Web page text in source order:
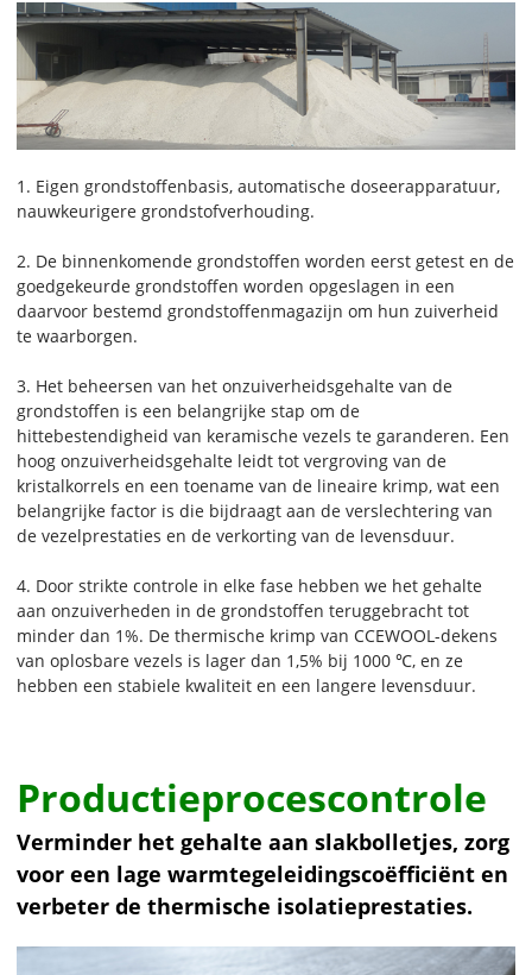
1. Eigen grondstoffenbasis, automatische doseerapparatuur,
nauwkeurigere grondstofverhouding.
2. De binnenkomende grondstoffen worden eerst getest en de
goedgekeurde grondstoffen worden opgeslagen in een
daarvoor bestemd grondstoffenmagazijn om hun zuiverheid
te waarborgen.
3. Het beheersen van het onzuiverheidsgehalte van de
grondstoffen is een belangrijke stap om de
hittebestendigheid van keramische vezels te garanderen. Een
hoog onzuiverheidsgehalte leidt tot vergroving van de
kristalkorrels en een toename van de lineaire krimp, wat een
belangrijke factor is die bijdraagt ​​aan de verslechtering van
de vezelprestaties en de verkorting van de levensduur.
4. Door strikte controle in elke fase hebben we het gehalte
aan onzuiverheden in de grondstoffen teruggebracht tot
minder dan 1%. De thermische krimp van CCEWOOL-dekens
van oplosbare vezels is lager dan 1,5% bij 1000 ℃, en ze
hebben een stabiele kwaliteit en een langere levensduur.
Productieprocescontrole
Verminder het gehalte aan slakbolletjes, zorg
voor een lage warmtegeleidingscoëfficiënt en
verbeter de thermische isolatieprestaties.